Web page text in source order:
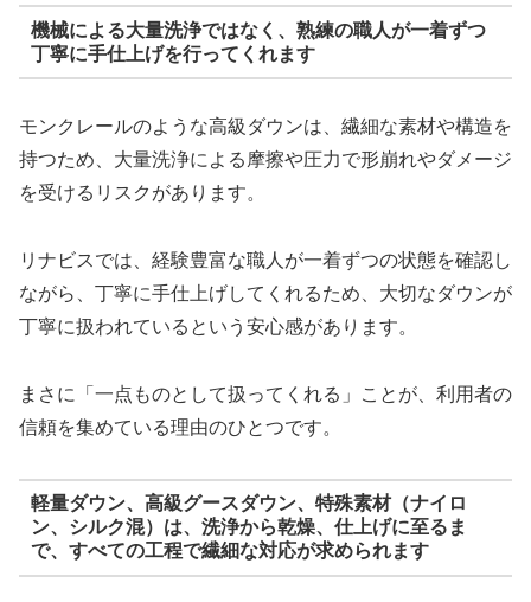
機械による大量洗浄ではなく、熟練の職人が一着ずつ
丁寧に手仕上げを行ってくれます
モンクレールのような高級ダウンは、繊細な素材や構造を
持つため、大量洗浄による摩擦や圧力で形崩れやダメージ
を受けるリスクがあります。
リナビスでは、経験豊富な職人が一着ずつの状態を確認し
ながら、丁寧に手仕上げしてくれるため、大切なダウンが
丁寧に扱われているという安心感があります。
まさに「一点ものとして扱ってくれる」ことが、利用者の
信頼を集めている理由のひとつです。
軽量ダウン、高級グースダウン、特殊素材（ナイロ
ン、シルク混）は、洗浄から乾燥、仕上げに至るま
で、すべての工程で繊細な対応が求められます